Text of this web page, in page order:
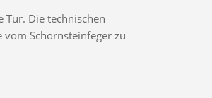
Die technischen
Schornsteinfeger zu